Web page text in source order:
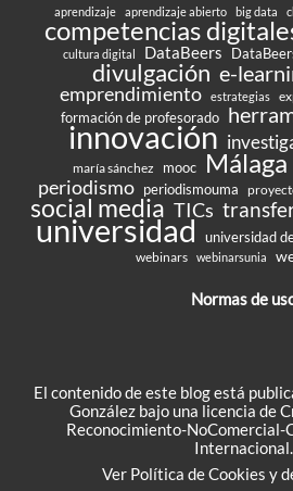
aprendizaje aprendizaje abierto big data
competencias
cultura digital DataBeers
divulgación e-
emprendimiento estrategias
formación de profesorado
innovación
maría sánchez
mooc Málaga
periodismo periodismouma
social media TICs
universidad universidad
webinars webinarsunia
Normas de
El contenido de este blog está
González bajo una licencia de
Reconocimiento-
Internacional.
Ver Política de Cookies y